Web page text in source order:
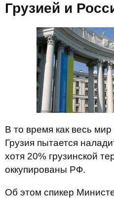
Грузией и
В то время как весь
Грузия пытается
хотя 20% грузинской
оккупированы РФ.
Об этом спикер